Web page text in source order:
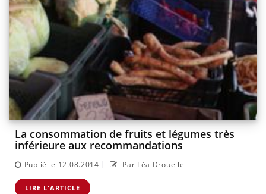
La consommation de fruits et légumes très
inférieure aux recommandations
Publié le 12.08.2014 | Par Léa Drouelle
LIRE L'ARTICLE